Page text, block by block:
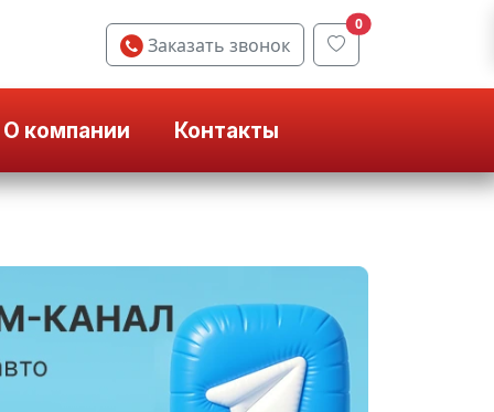
Заказать звонок
0
О компании Контакты